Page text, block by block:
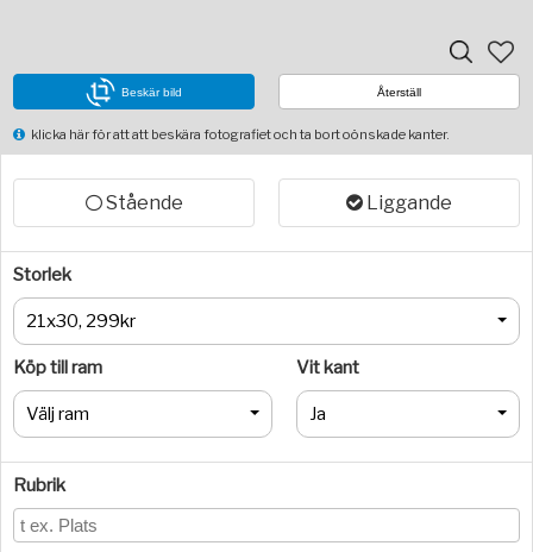
Beskär bild Återställ
klicka här för att att beskära fotografiet och ta bort oönskade kanter.
Stående Liggande
Storlek
21x30, 299kr
Köp till ram
Välj ram
Vit kant
Ja
Rubrik